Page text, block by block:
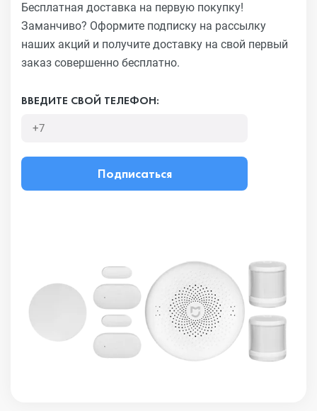
Бесплатная доставка на первую покупку!
Заманчиво? Оформите подписку на рассылку
наших акций и получите доставку на свой первый
заказ совершенно бесплатно.
ВВЕДИТЕ СВОЙ ТЕЛЕФОН:
Подписаться